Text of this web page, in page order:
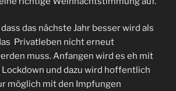
das nächste Jahr besser wird als
Privatleben nicht erneut
muss. Anfangen wird es eh mit
und dazu wird hoffentlich
möglich mit den Impfungen